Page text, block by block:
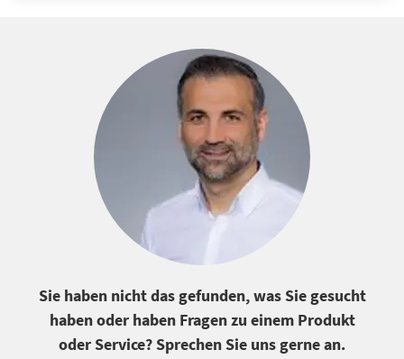
Sie haben nicht das gefunden, was Sie gesucht
haben oder haben Fragen zu einem Produkt
oder Service? Sprechen Sie uns gerne an.